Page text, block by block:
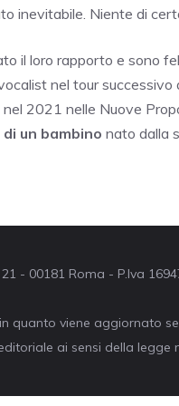
inevitabile. Niente di
il loro rapporto e sono
nel tour
nel 2021 nelle Nuove
un bambino nato dalla
- 00181 Roma - P.Iva
quanto viene aggiornato
ai sensi della legge